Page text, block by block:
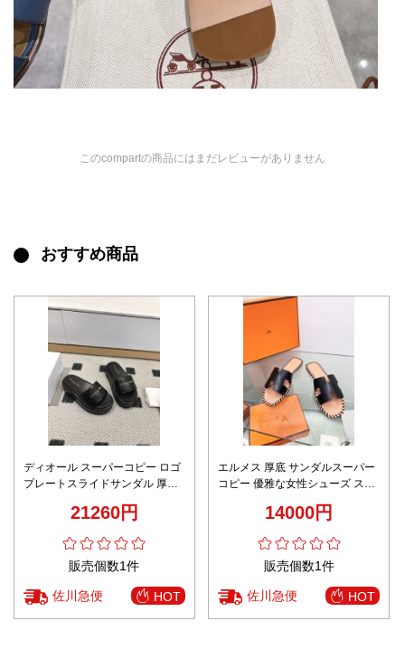
このcompartの商品にはまだレビューがありません
おすすめ商品
ディオール スーパーコピー ロゴ
プレートスライドサンダル 厚底
21260円
販売個数1件
佐川急便 HOT
エルメス 厚底 サンダルスーパー
コピー 優雅な女性シューズ スリ
14000円
販売個数1件
佐川急便 HOT